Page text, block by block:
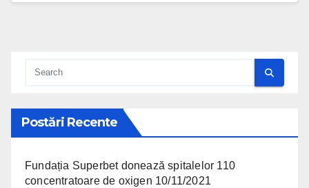
Postări Recente
Fundația Superbet donează spitalelor 110
concentratoare de oxigen 10/11/2021